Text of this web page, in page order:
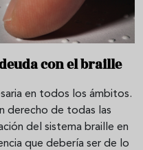
con el braille
en todos los ámbitos.
derecho de todas las
del sistema braille en
que debería ser de lo